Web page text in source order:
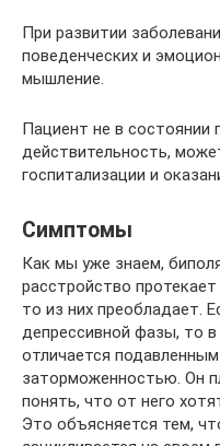
При развитии
поведенческих и
мышление.
Пациент не в состоянии
действительность,
госпитализации и
Симптомы
Как мы уже знаем,
расстройство
то из них преобладает.
депрессивной фазы, то
отличается
заторможенностью. Он
понять, что от него
Это объясняется тем,